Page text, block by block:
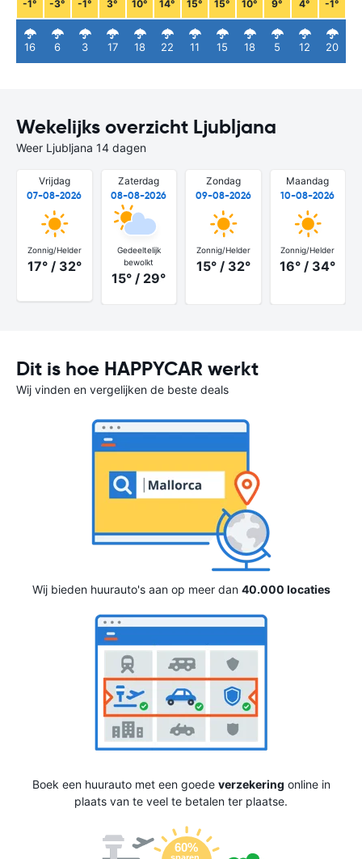
-1°
16
-3°
6
-1°
3
3°
17
10°
18
14°
22
15°
11
15°
15
10°
18
9°
5
4°
12
-1°
20
Wekelijks overzicht Ljubljana
Weer Ljubljana 14 dagen
Vrijdag
07-08-2026
Zonnig/Helder
17° / 32°
Zaterdag
08-08-2026
Gedeeltelijk
bewolkt
15° / 29°
Zondag
09-08-2026
Zonnig/Helder
15° / 32°
Maandag
10-08-2026
Zonnig/Helder
16° / 34°
Dit is hoe HAPPYCAR werkt
Wij vinden en vergelijken de beste deals
Wij bieden huurauto's aan op meer dan 40.000 locaties
Boek een huurauto met een goede verzekering online in
plaats van te veel te betalen ter plaatse.